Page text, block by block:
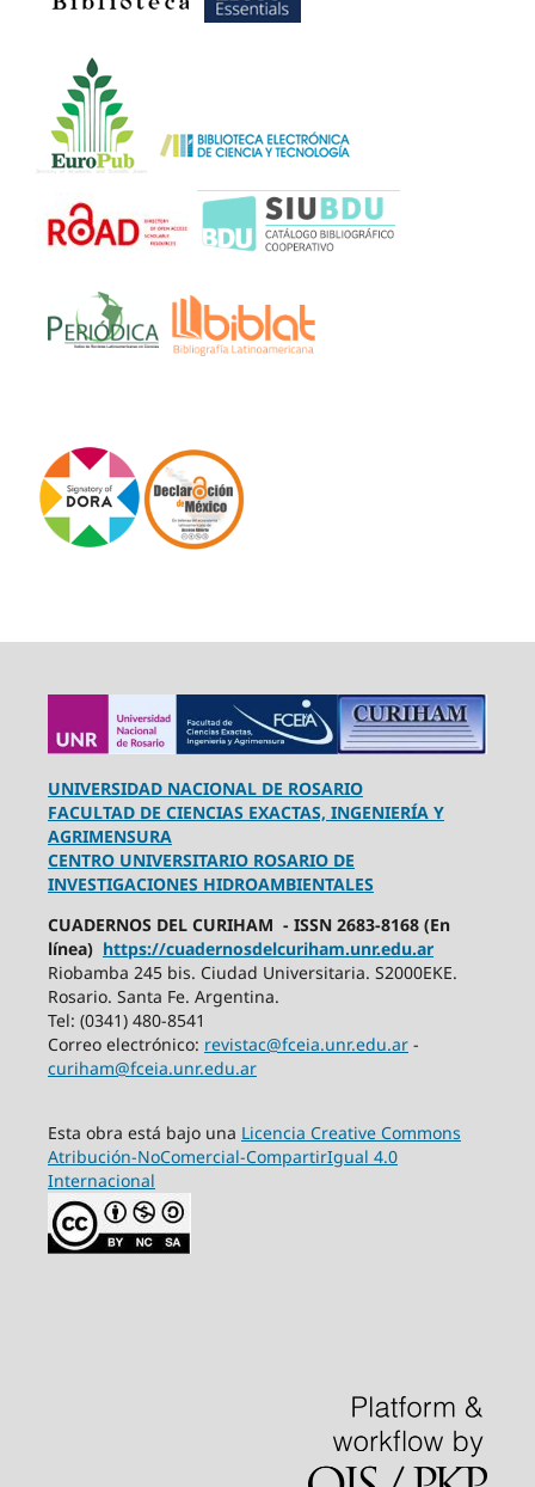
UNIVERSIDAD NACIONAL DE ROSARIO
FACULTAD DE CIENCIAS EXACTAS, INGENIERÍA Y
AGRIMENSURA
CENTRO UNIVERSITARIO ROSARIO DE
INVESTIGACIONES HIDROAMBIENTALES
CUADERNOS DEL CURIHAM - ISSN 2683-8168 (En
línea) https://cuadernosdelcuriham.unr.edu.ar
Riobamba 245 bis. Ciudad Universitaria. S2000EKE.
Rosario. Santa Fe. Argentina.
Tel: (0341) 480-8541
Correo electrónico: revistac@fceia.unr.edu.ar-
curiham@fceia.unr.edu.ar
Esta obra está bajo una Licencia Creative Commons
Atribución-NoComercial-CompartirIgual 4.0
Internacional